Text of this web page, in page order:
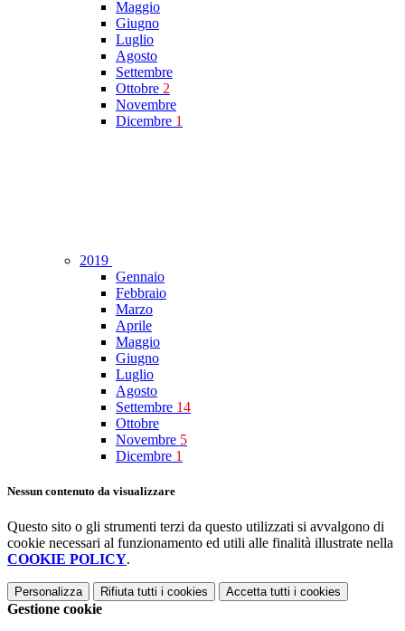
Maggio
Giugno
Luglio
Agosto
Settembre
Ottobre 2
Novembre
Dicembre 1
2019
Gennaio
Febbraio
Marzo
Aprile
Maggio
Giugno
Luglio
Agosto
Settembre 14
Ottobre
Novembre 5
Dicembre 1
Nessun contenuto da visualizzare
Questo sito o gli strumenti terzi da questo utilizzati si avvalgono di
cookie necessari al funzionamento ed utili alle finalità illustrate nella
COOKIE POLICY.
Personalizza Rifiuta tutti i cookies Accetta tutti i cookies
Gestione cookie